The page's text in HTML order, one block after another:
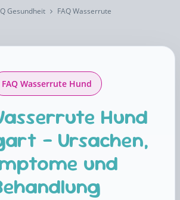
Gesundheit FAQ Wasserrute
FAQ Wasserrute Hund
Hund
– Ursachen,
und